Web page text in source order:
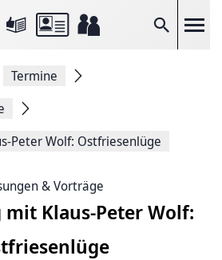
Suche
Termine
Peter Wolf: Ostfriesenlüge
& Vorträge
Klaus-Peter Wolf: